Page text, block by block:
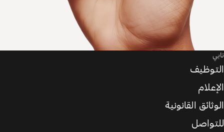
تابي
التوظيف
الإعلام
الوثائق القانونية
للتواصل